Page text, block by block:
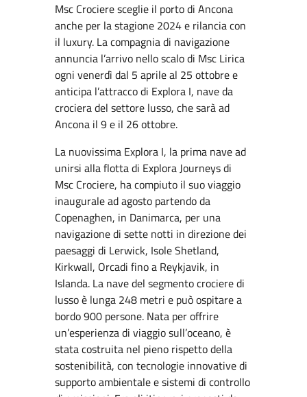
Msc Crociere sceglie il porto di Ancona
anche per la stagione 2024 e rilancia con
il luxury. La compagnia di navigazione
annuncia l’arrivo nello scalo di Msc Lirica
ogni venerdì dal 5 aprile al 25 ottobre e
anticipa l’attracco di Explora I, nave da
crociera del settore lusso, che sarà ad
Ancona il 9 e il 26 ottobre.
La nuovissima Explora I, la prima nave ad
unirsi alla flotta di Explora Journeys di
Msc Crociere, ha compiuto il suo viaggio
inaugurale ad agosto partendo da
Copenaghen, in Danimarca, per una
navigazione di sette notti in direzione dei
paesaggi di Lerwick, Isole Shetland,
Kirkwall, Orcadi fino a Reykjavik, in
Islanda. La nave del segmento crociere di
lusso è lunga 248 metri e può ospitare a
bordo 900 persone. Nata per offrire
un’esperienza di viaggio sull’oceano, è
stata costruita nel pieno rispetto della
sostenibilità, con tecnologie innovative di
supporto ambientale e sistemi di controllo